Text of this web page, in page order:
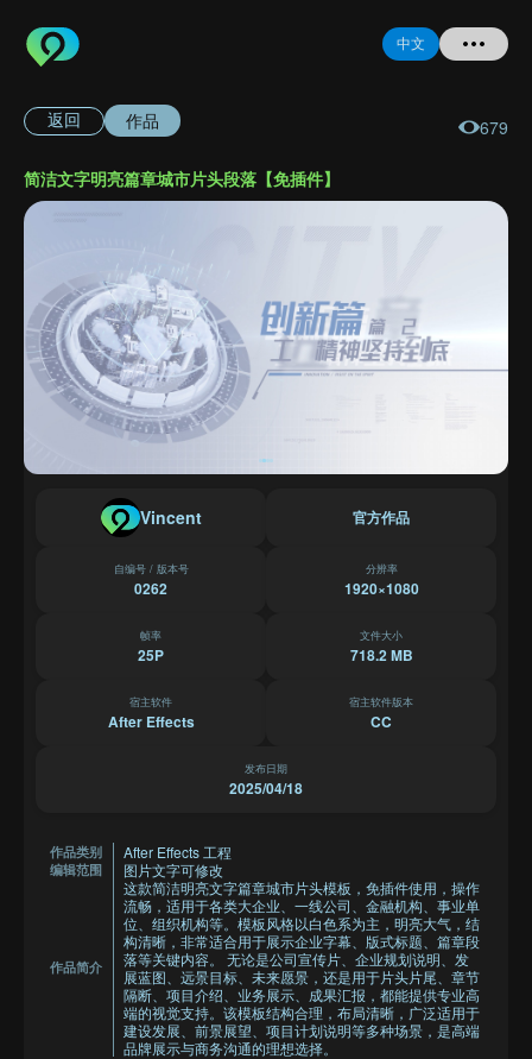
中文
返回 作品 679
简洁文字明亮篇章城市片头段落【免插件】
Vincent 官方作品
自编号 / 版本号
0262
分辨率
1920×1080
帧率
25P
文件大小
718.2 MB
宿主软件
After Effects
宿主软件版本
CC
发布日期
2025/04/18
作品类别 After Effects 工程
编辑范围 图片文字可修改
作品简介
这款简洁明亮文字篇章城市片头模板，免插件使用，操作
流畅，适用于各类大企业、一线公司、金融机构、事业单
位、组织机构等。模板风格以白色系为主，明亮大气，结
构清晰，非常适合用于展示企业字幕、版式标题、篇章段
落等关键内容。 无论是公司宣传片、企业规划说明、发
展蓝图、远景目标、未来愿景，还是用于片头片尾、章节
隔断、项目介绍、业务展示、成果汇报，都能提供专业高
端的视觉支持。该模板结构合理，布局清晰，广泛适用于
建设发展、前景展望、项目计划说明等多种场景，是高端
品牌展示与商务沟通的理想选择。